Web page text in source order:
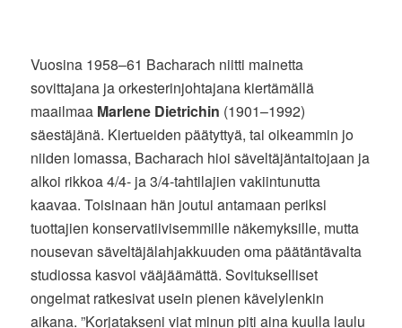
Vuosina 1958–61 Bacharach niitti mainetta
sovittajana ja orkesterinjohtajana kiertämällä
maailmaa Marlene Dietrichin (1901–1992)
säestäjänä. Kiertueiden päätyttyä, tai oikeammin jo
niiden lomassa, Bacharach hioi säveltäjäntaitojaan ja
alkoi rikkoa 4/4- ja 3/4-tahtilajien vakiintunutta
kaavaa. Toisinaan hän joutui antamaan periksi
tuottajien konservatiivisemmille näkemyksille, mutta
nousevan säveltäjälahjakkuuden oma päätäntävalta
studiossa kasvoi vääjäämättä. Sovitukselliset
ongelmat ratkesivat usein pienen kävelylenkin
aikana. ”Korjatakseni viat minun piti aina kuulla laulu